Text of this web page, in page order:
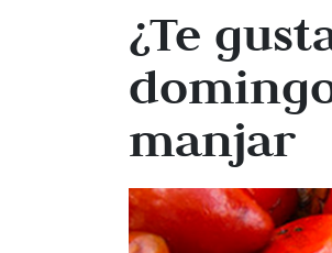
¿Te
manjar